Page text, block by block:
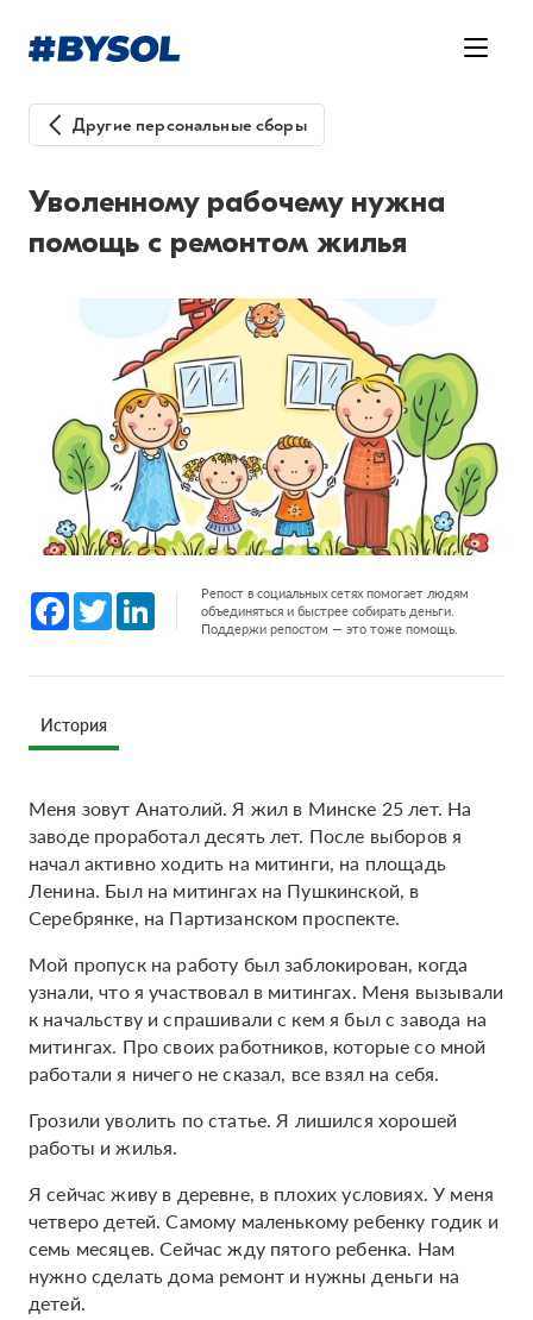
Другие персональные сборы
Уволенному рабочему нужна
помощь с ремонтом жилья
Facebook
Twitter LinkedInРепост в социальных сетях помогает людям
объединяться и быстрее собирать деньги.
Поддержи репостом — это тоже помощь.
История
Меня зовут Анатолий. Я жил в Минске 25 лет. На
заводе проработал десять лет. После выборов я
начал активно ходить на митинги, на площадь
Ленина. Был на митингах на Пушкинской, в
Серебрянке, на Партизанском проспекте.
Мой пропуск на работу был заблокирован, когда
узнали, что я участвовал в митингах. Меня вызывали
к начальству и спрашивали с кем я был с завода на
митингах. Про своих работников, которые со мной
работали я ничего не сказал, все взял на себя.
Грозили уволить по статье. Я лишился хорошей
работы и жилья.
Я сейчас живу в деревне, в плохих условиях. У меня
четверо детей. Самому маленькому ребенку годик и
семь месяцев. Сейчас жду пятого ребенка. Нам
нужно сделать дома ремонт и нужны деньги на
детей.